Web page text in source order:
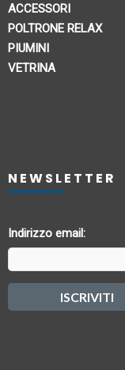
ACCESSORI
POLTRONE RELAX
PIUMINI
VETRINA
NEWSLETTER
Indirizzo email: